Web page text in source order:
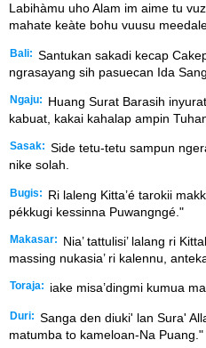
Labihàmu uho Alam im aime tu
mahate keàte bohu vuusu
Bali: Santukan sakadi kecap
ngrasayang sih pasuecan Ida
Ngaju:
Huang Surat Barasih
kabuat, kakai kahalap ampin
Sasak: Side tetu-tetu sampun
nike solah.
Bugis:
Ri laleng Kitta’é tarokii
pékkugi kessinna Puwangngé."
Makasar:
Nia’ tattulisi’ lalang ri
massing nukasia’ ri kalennu,
Toraja: iake misa’dingmi kumua
Duri: Sanga den diuki' lan Sura'
matumba to kameloan-Na Puang."